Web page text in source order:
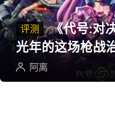
评测
《代号:对决》试玩:朝夕
光年的这场枪战
血压
阿离